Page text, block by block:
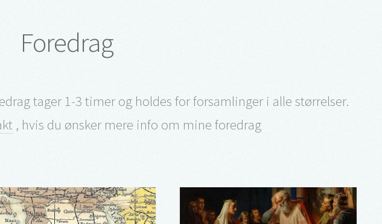
Foredrag
tager 1-3 timer og holdes for forsamlinger i alle størrelser.
, hvis du ønsker mere info om mine foredrag